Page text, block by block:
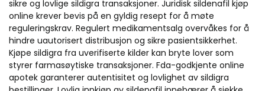
sikre og lovlige sildigra transaksjoner. Juridisk sildenafil kjøp
online krever bevis på en gyldig resept for å møte
reguleringskrav. Regulert medikamentsalg overvåkes for å
hindre uautorisert distribusjon og sikre pasientsikkerhet.
Kjøpe sildigra fra uverifiserte kilder kan bryte lover som
styrer farmasøytiske transaksjoner. Fda-godkjente online
apotek garanterer autentisitet og lovlighet av sildigra